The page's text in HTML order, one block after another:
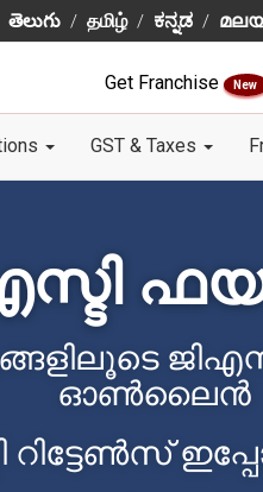
తెలుగు தமிழ் ಕನ್ನಡ
Get Franchise New
GST & Taxes
ഓൺ‌ലൈൻ
റിട്ടേൺസ്